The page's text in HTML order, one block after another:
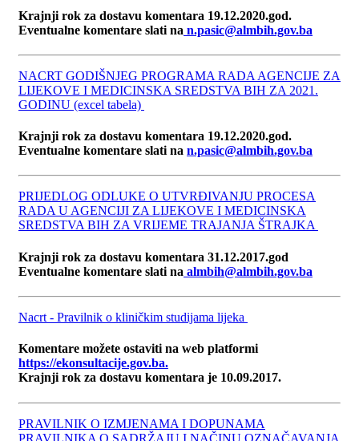
Krajnji rok za dostavu komentara 19.12.2020.god.
Eventualne komentare slati na n.pasic@almbih.gov.ba
NACRT GODIŠNJEG PROGRAMA RADA AGENCIJE ZA
LIJEKOVE I MEDICINSKA SREDSTVA BIH ZA 2021.
GODINU (excel tabela)
Krajnji rok za dostavu komentara 19.12.2020.god.
Eventualne komentare slati na n.pasic@almbih.gov.ba
PRIJEDLOG ODLUKE O UTVRĐIVANJU PROCESA
RADA U AGENCIJI ZA LIJEKOVE I MEDICINSKA
SREDSTVA BIH ZA VRIJEME TRAJANJA ŠTRAJKA
Krajnji rok za dostavu komentara 31.12.2017.god
Eventualne komentare slati na almbih@almbih.gov.ba
Nacrt - Pravilnik o kliničkim studijama lijeka
Komentare možete ostaviti na web platformi
https://ekonsultacije.gov.ba.
Krajnji rok za dostavu komentara je 10.09.2017.
PRAVILNIK O IZMJENAMA I DOPUNAMA
PRAVILNIKA O SADRŽAJU I NAČINU OZNAČAVANJA